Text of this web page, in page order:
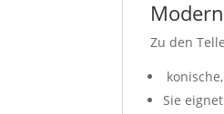
Zu den
Sie